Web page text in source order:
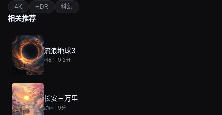
4K HDR 科幻
相关推荐
流浪地球3
科幻 · 9.2分
长安三万里
动画 · 9分